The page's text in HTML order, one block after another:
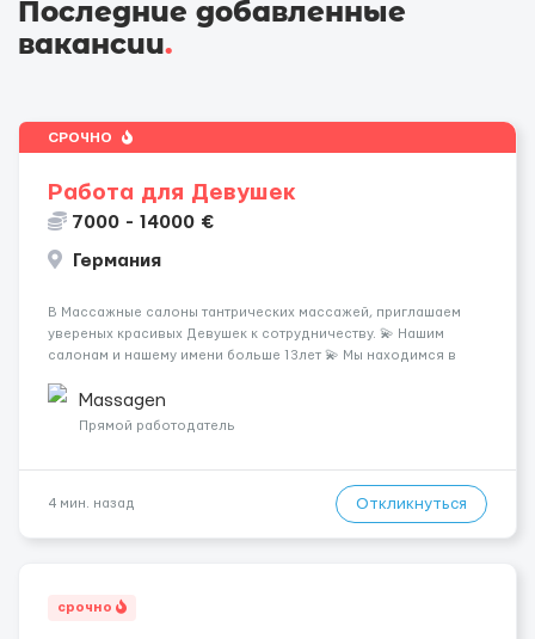
Последние добавленные
вакансии.
СРОЧНО
Работа для Девушек
7000 - 14000 €
Германия
В Массажные салоны тантрических массажей, приглашаем
увереных красивых Девушек к сотрудничеству. 💫 Нашим
салонам и нашему имени больше 13лет 💫 Мы находимся в
заработная плата 💚Мы гарантируем Наличие работы. Поток 💝
incall / Out...
Massagen
Прямой работодатель
4 мин. назад Откликнуться
срочно